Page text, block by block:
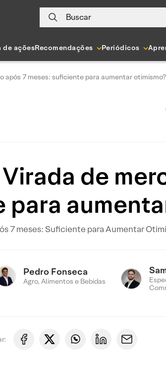
Buscar
de açõesRecomendações Periódicos
após 7 meses: suficiente para aumentar otimismo?
de
7 meses: Suficiente para Aumentar
Pedro Fonseca
Agro, Alimentos e Bebidas